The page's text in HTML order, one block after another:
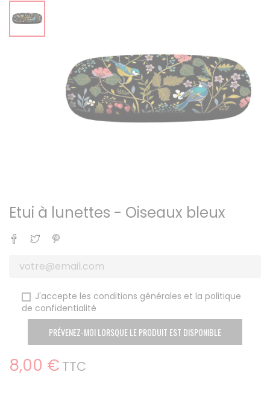
Etui à lunettes - Oiseaux bleux
Partager
Tweet
J'accepte les conditions générales et la politique
de confidentialité
PRÉVENEZ-MOI LORSQUE LE PRODUIT EST DISPONIBLE
8,00 € TTC